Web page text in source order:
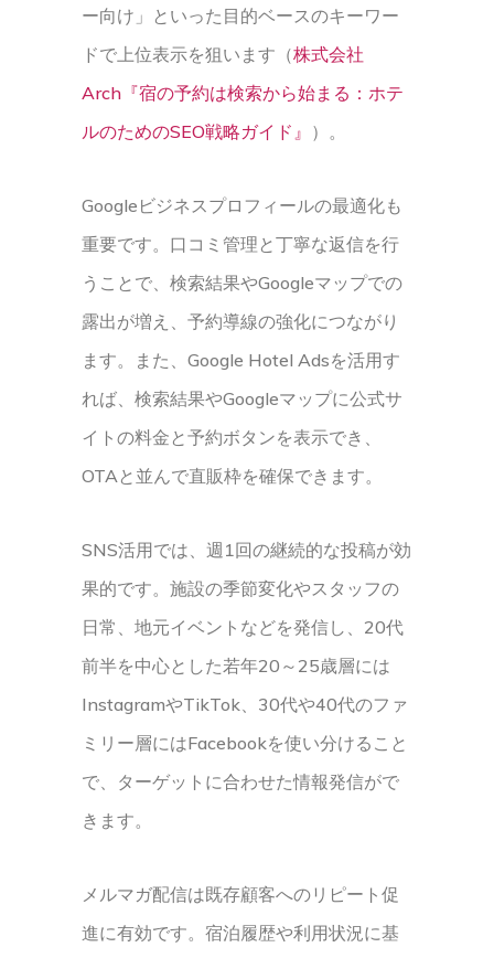
ー向け」といった目的ベースのキーワー
ドで上位表示を狙います（株式会社
Arch『宿の予約は検索から始まる：ホテ
ルのためのSEO戦略ガイド』 ）。
Googleビジネスプロフィールの最適化も
重要です。口コミ管理と丁寧な返信を行
うことで、検索結果やGoogleマップでの
露出が増え、予約導線の強化につながり
ます。また、Google Hotel Adsを活用す
れば、検索結果やGoogleマップに公式サ
イトの料金と予約ボタンを表示でき、
OTAと並んで直販枠を確保できます。
SNS活用では、週1回の継続的な投稿が効
果的です。施設の季節変化やスタッフの
日常、地元イベントなどを発信し、20代
前半を中心とした若年20～25歳層には
InstagramやTikTok、30代や40代のファ
ミリー層にはFacebookを使い分けること
で、ターゲットに合わせた情報発信がで
きます。
メルマガ配信は既存顧客へのリピート促
進に有効です。宿泊履歴や利用状況に基